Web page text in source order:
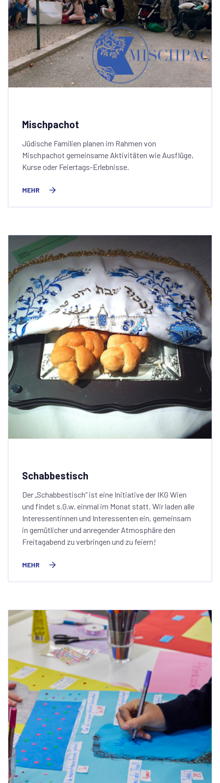
Mischpachot
Jüdische Familien planen im Rahmen von
Mischpachot gemeinsame Aktivitäten wie Ausflüge,
Kurse oder Feiertags-Erlebnisse.
MEHR
Schabbestisch
Der „Schabbestisch“ ist eine Initiative der IKG Wien
und findet s.G.w. einmal im Monat statt. Wir laden alle
Interessentinnen und Interessenten ein, gemeinsam
in gemütlicher und anregender Atmosphäre den
Freitagabend zu verbringen und zu feiern!
MEHR